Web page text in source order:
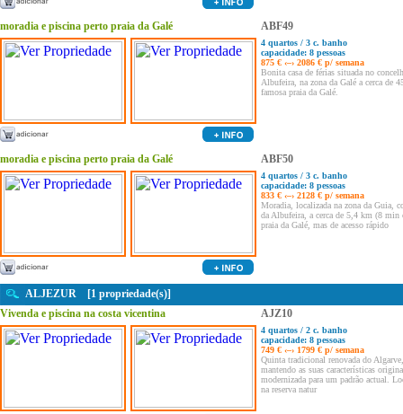
moradia e piscina perto praia da Galé ABF49
4 quartos / 3 c. banho
capacidade: 8 pessoas
875 € ‹–› 2086 € p/ semana
Bonita casa de férias situada no
Albufeira, na zona da Galé a cerca de
famosa praia da Galé.
moradia e piscina perto praia da Galé ABF50
4 quartos / 3 c. banho
capacidade: 8 pessoas
833 € ‹–› 2128 € p/ semana
Moradia, localizada na zona da Guia,
da Albufeira, a cerca de 5,4 km (8 min
praia da Galé, mas de acesso rápido
ALJEZUR [1 propriedade(s)]
Vivenda e piscina na costa vicentina
AJZ10
4 quartos / 2 c. banho
capacidade: 8 pessoas
749 € ‹–› 1799 € p/ semana
Quinta tradicional renovada do Algarve,
mantendo as suas características
modernizada para um padrão actual.
na reserva natur